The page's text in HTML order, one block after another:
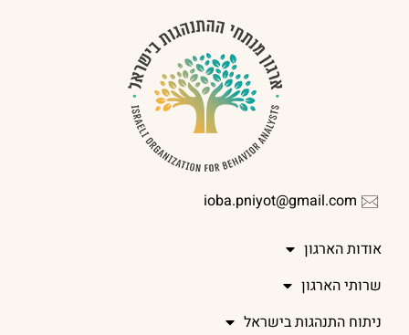
ioba.pniyot@gmail.com
אודות הארגון
שרותי הארגון
ניתוח התנהגות בישראל